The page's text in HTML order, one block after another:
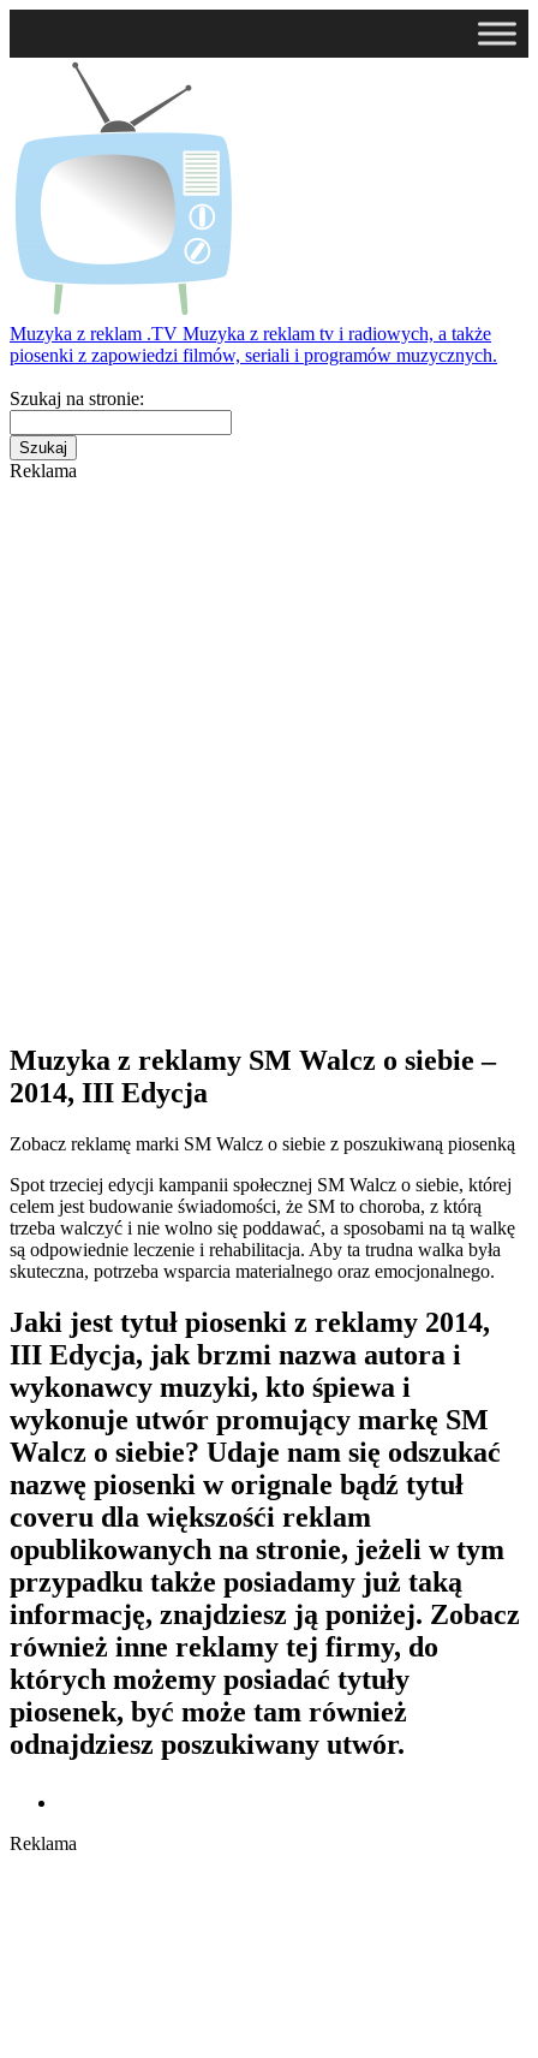
Muzyka z reklam .TV Muzyka z reklam tv i radiowych, a także
piosenki z zapowiedzi filmów, seriali i programów muzycznych.
Szukaj na stronie:
Reklama
Muzyka z reklamy SM Walcz o siebie –
2014, III Edycja
Zobacz reklamę marki SM Walcz o siebie z poszukiwaną piosenką
Spot trzeciej edycji kampanii społecznej SM Walcz o siebie, której
celem jest budowanie świadomości, że SM to choroba, z którą
trzeba walczyć i nie wolno się poddawać, a sposobami na tą walkę
są odpowiednie leczenie i rehabilitacja. Aby ta trudna walka była
skuteczna, potrzeba wsparcia materialnego oraz emocjonalnego.
Jaki jest tytuł piosenki z reklamy 2014,
III Edycja, jak brzmi nazwa autora i
wykonawcy muzyki, kto śpiewa i
wykonuje utwór promujący markę SM
Walcz o siebie? Udaje nam się odszukać
nazwę piosenki w orignale bądź tytuł
coveru dla większośći reklam
opublikowanych na stronie, jeżeli w tym
przypadku także posiadamy już taką
informację, znajdziesz ją poniżej. Zobacz
również inne reklamy tej firmy, do
których możemy posiadać tytuły
piosenek, być może tam również
odnajdziesz poszukiwany utwór.
Reklama